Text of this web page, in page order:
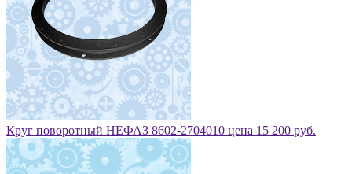
Круг поворотный НЕФАЗ 8602-2704010 цена 15 200 руб.